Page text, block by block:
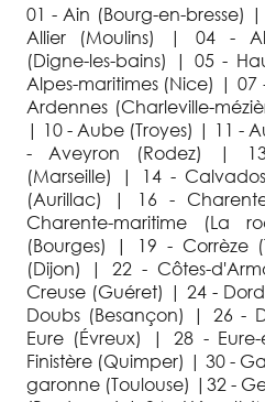
01 - Ain (Bourg-en-bresse)
Allier (Moulins) | 04 -
(Digne-les-bains) | 05 -
Alpes-maritimes (Nice) |
Ardennes (Charleville-
| 10 - Aube (Troyes) | 11 -
- Aveyron (Rodez) | 13
(Marseille) | 14 -
(Aurillac) | 16 -
Charente-maritime
(Bourges) | 19 - Corrèze
(Dijon) | 22 - Côtes-
Creuse (Guéret) | 24 -
Doubs (Besançon) | 26 -
Eure (Évreux) | 28 -
Finistère (Quimper) | 30 -
garonne (Toulouse) |32 -